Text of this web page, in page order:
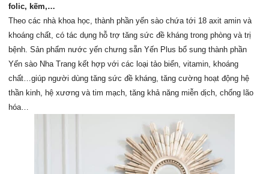
folic, kẽm,…
Theo các nhà khoa học, thành phần yến sào chứa tới 18 axit amin và
khoáng chất, có tác dụng hỗ trợ tăng sức đề kháng trong phòng và trị
bệnh. Sản phẩm nước yến chưng sẵn Yến Plus bổ sung thành phần
Yến sào Nha Trang kết hợp với các loại tảo biển, vitamin, khoáng
chất…giúp người dùng tăng sức đề kháng, tăng cường hoạt động hệ
thần kinh, hệ xương và tim mạch, tăng khả năng miễn dịch, chống lão
hóa…